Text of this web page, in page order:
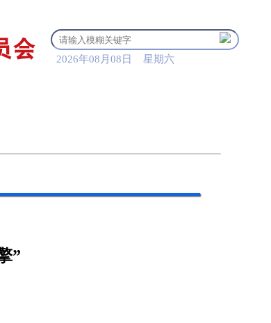
2026年08月08日 星期六
”